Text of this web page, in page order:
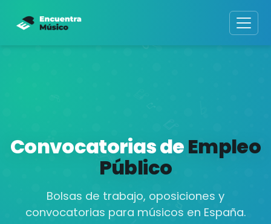
Convocatorias deEmpleo
Público
Bolsas de trabajo, oposiciones y
convocatorias para músicos en España.